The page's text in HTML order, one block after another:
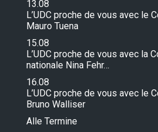
13.08
L’UDC proche de vous avec le
Mauro Tuena
15.08
L’UDC proche de vous avec la
nationale Nina Fehr…
16.08
L’UDC proche de vous avec le
Bruno Walliser
Alle Termine